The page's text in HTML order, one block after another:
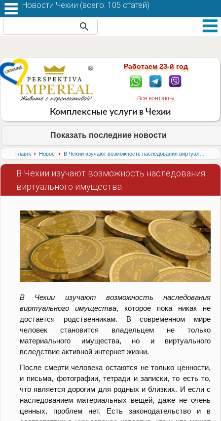
Работаем 23-й год
Все контакты
Комплексные услуги в Чехии
Показать последние новости
Главная› Новости› В Чехии изучают возможность наследования виртуального имущества
В Чехии изучают возможность наследования
виртуального имущества
В Чехии изучают возможность наследования
виртуального имущества, которое пока никак не
достается родственникам. В современном мире
человек становится владельцем не только
материального имущества, но и виртуального
вследствие активной интернет жизни.
После смерти человека остаются не только ценности,
и письма, фотографии, тетради и записки, то есть то,
что является дорогим для родных и близких. И если с
наследованием материальных вещей, даже не очень
ценных, проблем нет. Есть законодательство и в
Новости Чехии (всего: 105 статей)